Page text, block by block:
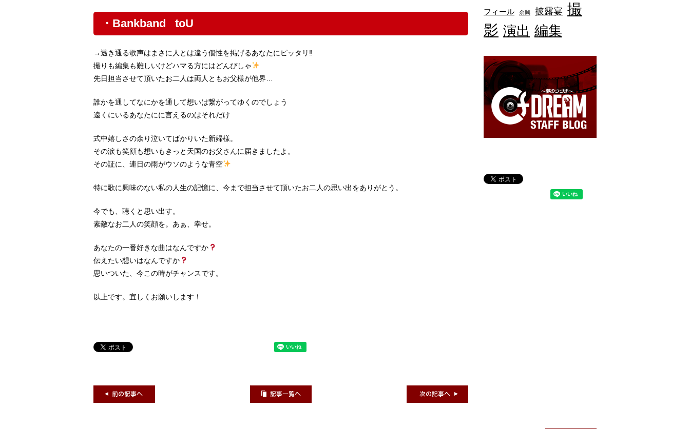
・Bankband toU
→透き通る歌声はまさに人とは違う個性を掲げるあなたにピッタリ‼︎
撮りも編集も難しいけどハマる方にはどんぴしゃ
先日担当させて頂いたお二人は両人ともお父様が他界…
誰かを通してなにかを通して想いは繋がってゆくのでしょう
遠くにいるあなたにに言えるのはそれだけ
式中嬉しさの余り泣いてばかりいた新婦様。
その涙も笑顔も想いもきっと天国のお父さんに届きましたよ。
その証に、連日の雨がウソのような青空
特に歌に興味のない私の人生の記憶に、今まで担当させて頂いたお二人の思い出をありがとう。
今でも、聴くと思い出す。
素敵なお二人の笑顔を。あぁ、幸せ。
あなたの一番好きな曲はなんですか
伝えたい想いはなんですか
思いついた、今この時がチャンスです。
以上です。宜しくお願いします！
フィール 余興 披露宴 撮
影 演出 編集